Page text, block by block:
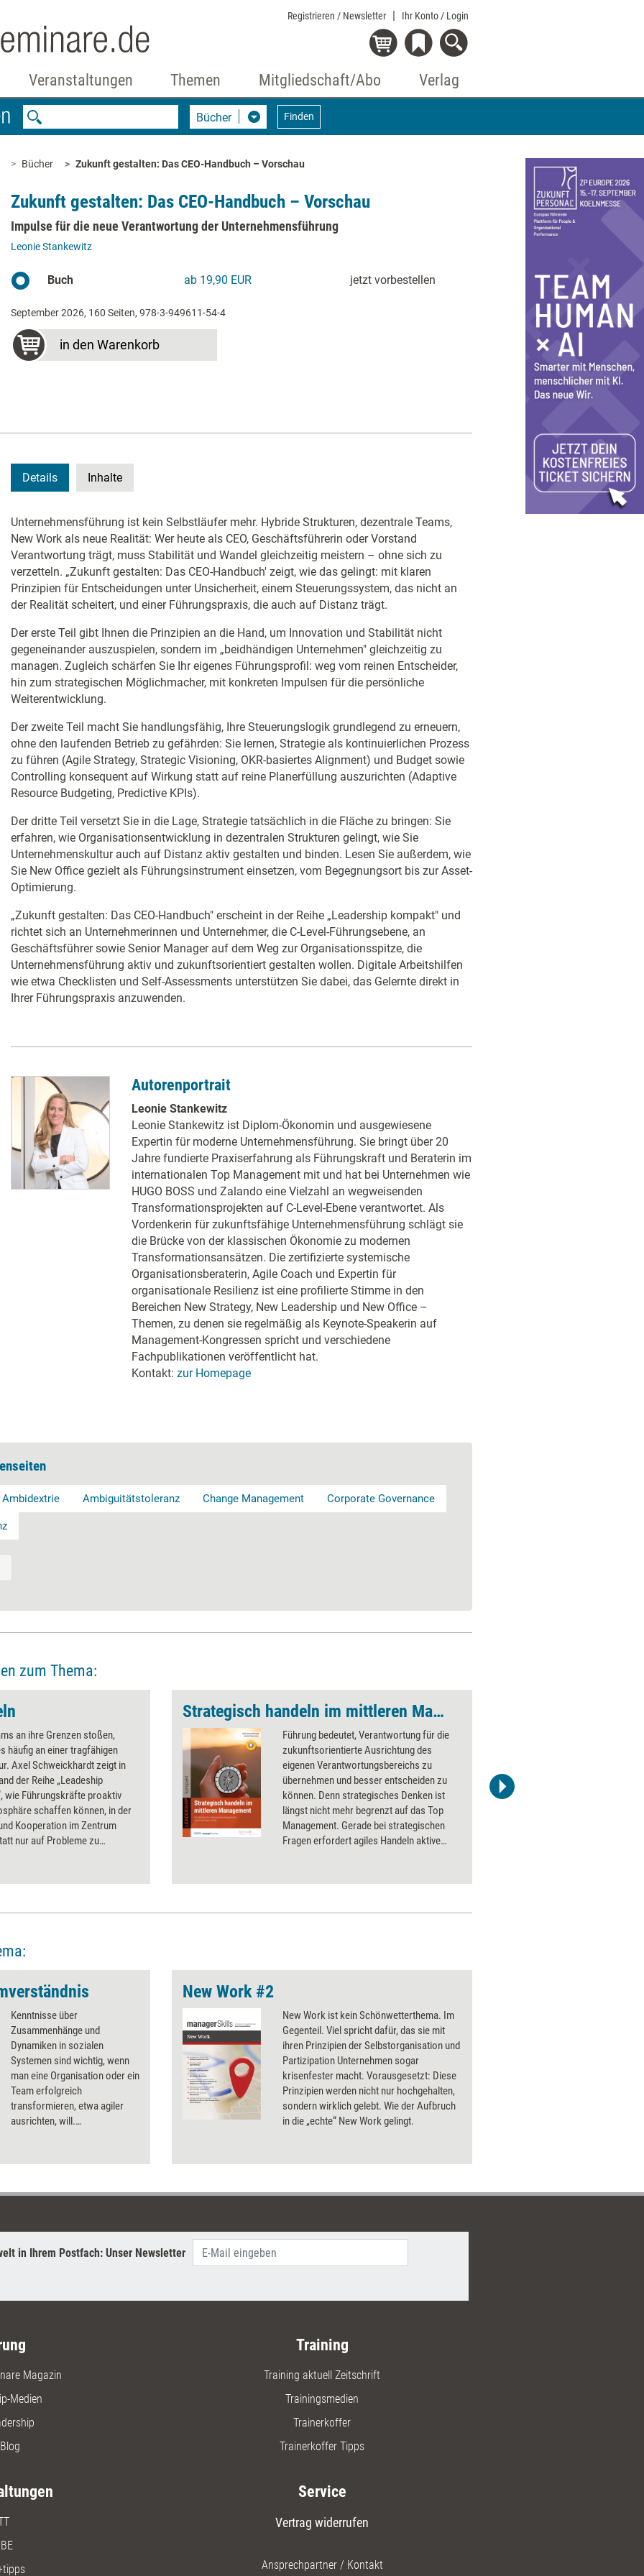
Registrieren / Newsletter Ihr Konto / Login
Veranstaltungen Themen Mitgliedschaft/Abo Verlag
Bücher Finden
Bücher Zukunft gestalten: Das CEO-Handbuch – Vorschau
Zukunft gestalten: Das CEO-Handbuch – Vorschau
Impulse für die neue Verantwortung der Unternehmensführung
Leonie Stankewitz
Buch ab 19,90 EUR jetzt vorbestellen
September 2026, 160 Seiten, 978-3-949611-54-4
in den Warenkorb
Details Inhalte
Unternehmensführung ist kein Selbstläufer mehr. Hybride Strukturen, dezentrale Teams,
New Work als neue Realität: Wer heute als CEO, Geschäftsführerin oder Vorstand
Verantwortung trägt, muss Stabilität und Wandel gleichzeitig meistern – ohne sich zu
verzetteln. „Zukunft gestalten: Das CEO-Handbuch' zeigt, wie das gelingt: mit klaren
Prinzipien für Entscheidungen unter Unsicherheit, einem Steuerungssystem, das nicht an
der Realität scheitert, und einer Führungspraxis, die auch auf Distanz trägt.
Der erste Teil gibt Ihnen die Prinzipien an die Hand, um Innovation und Stabilität nicht
gegeneinander auszuspielen, sondern im „beidhändigen Unternehmen" gleichzeitig zu
managen. Zugleich schärfen Sie Ihr eigenes Führungsprofil: weg vom reinen Entscheider,
hin zum strategischen Möglichmacher, mit konkreten Impulsen für die persönliche
Weiterentwicklung.
Der zweite Teil macht Sie handlungsfähig, Ihre Steuerungslogik grundlegend zu erneuern,
ohne den laufenden Betrieb zu gefährden: Sie lernen, Strategie als kontinuierlichen Prozess
zu führen (Agile Strategy, Strategic Visioning, OKR-basiertes Alignment) und Budget sowie
Controlling konsequent auf Wirkung statt auf reine Planerfüllung auszurichten (Adaptive
Resource Budgeting, Predictive KPIs).
Der dritte Teil versetzt Sie in die Lage, Strategie tatsächlich in die Fläche zu bringen: Sie
erfahren, wie Organisationsentwicklung in dezentralen Strukturen gelingt, wie Sie
Unternehmenskultur auch auf Distanz aktiv gestalten und binden. Lesen Sie außerdem, wie
Sie New Office gezielt als Führungsinstrument einsetzen, vom Begegnungsort bis zur Asset-
Optimierung.
„Zukunft gestalten: Das CEO-Handbuch" erscheint in der Reihe „Leadership kompakt" und
richtet sich an Unternehmerinnen und Unternehmer, die C-Level-Führungsebene, an
Geschäftsführer sowie Senior Manager auf dem Weg zur Organisationsspitze, die
Unternehmensführung aktiv und zukunftsorientiert gestalten wollen. Digitale Arbeitshilfen
wie etwa Checklisten und Self-Assessments unterstützen Sie dabei, das Gelernte direkt in
Ihrer Führungspraxis anzuwenden.
Autorenportrait
Leonie Stankewitz
Leonie Stankewitz ist Diplom-Ökonomin und ausgewiesene
Expertin für moderne Unternehmensführung. Sie bringt über 20
Jahre fundierte Praxiserfahrung als Führungskraft und Beraterin im
internationalen Top Management mit und hat bei Unternehmen wie
HUGO BOSS und Zalando eine Vielzahl an wegweisenden
Transformationsprojekten auf C-Level-Ebene verantwortet. Als
Vordenkerin für zukunftsfähige Unternehmensführung schlägt sie
die Brücke von der klassischen Ökonomie zu modernen
Transformationsansätzen. Die zertifizierte systemische
Organisationsberaterin, Agile Coach und Expertin für
organisationale Resilienz ist eine profilierte Stimme in den
Bereichen New Strategy, New Leadership und New Office –
Themen, zu denen sie regelmäßig als Keynote-Speakerin auf
Management-Kongressen spricht und verschiedene
Fachpublikationen veröffentlicht hat.
Kontakt: zur Homepage
Ambidextrie Ambiguitätstoleranz Change Management Corporate Governance
zum Thema:
an ihre Grenzen stoßen,
häufig an einer tragfähigen
Axel Schweickhardt zeigt in
der Reihe „Leadeship
wie Führungskräfte proaktiv
schaffen können, in der
Kooperation im Zentrum
nur auf Probleme zu
in der agiles Handeln und
Strategisch handeln im mittleren Management
Führung bedeutet, Verantwortung für die
zukunftsorientierte Ausrichtung des
eigenen Verantwortungsbereichs zu
übernehmen und besser entscheiden zu
können. Denn strategisches Denken ist
längst nicht mehr begrenzt auf das Top
Management. Gerade bei strategischen
Fragen erfordert agiles Handeln aktive
mit den Anforderungen der Märkte
wenn Führungskräfte aller Ebenen das
Kenntnisse über
Zusammenhänge und
Dynamiken in sozialen
Systemen sind wichtig, wenn
man eine Organisation oder ein
Team erfolgreich
transformieren, etwa agiler
ausrichten, will.
das Systemverständnis
Beispiele für mehr Durchblick
sowie ungünstige
New Work #2
New Work ist kein Schönwetterthema. Im
Gegenteil. Viel spricht dafür, das sie mit
ihren Prinzipien der Selbstorganisation und
Partizipation Unternehmen sogar
krisenfester macht. Vorausgesetzt: Diese
Prinzipien werden nicht nur hochgehalten,
sondern wirklich gelebt. Wie der Aufbruch
in die „echte“ New Work gelingt.
in Ihrem Postfach: Unser Newsletter
Magazin
Medien
Training
Training aktuell Zeitschrift
Trainingsmedien
Trainerkoffer
Trainerkoffer Tipps
Service
Vertrag widerrufen
Ansprechpartner / Kontakt